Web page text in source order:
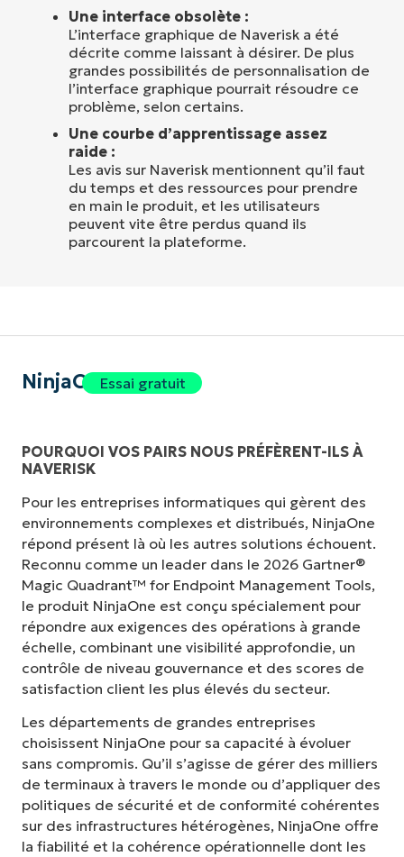
Une interface obsolète :
L’interface graphique de Naverisk a été
décrite comme laissant à désirer. De plus
grandes possibilités de personnalisation de
l’interface graphique pourrait résoudre ce
problème, selon certains.
Une courbe d’apprentissage assez
raide :
Les avis sur Naverisk mentionnent qu’il faut
du temps et des ressources pour prendre
en main le produit, et les utilisateurs
peuvent vite être perdus quand ils
parcourent la plateforme.
NinjaOneEssai gratuit
POURQUOI VOS PAIRS NOUS PRÉFÈRENT-ILS À
NAVERISK
Pour les entreprises informatiques qui gèrent des
environnements complexes et distribués, NinjaOne
répond présent là où les autres solutions échouent.
Reconnu comme un leader dans le 2026 Gartner®
Magic Quadrant™ for Endpoint Management Tools,
le produit NinjaOne est conçu spécialement pour
répondre aux exigences des opérations à grande
échelle, combinant une visibilité approfondie, un
contrôle de niveau gouvernance et des scores de
satisfaction client les plus élevés du secteur.
Les départements de grandes entreprises
choisissent NinjaOne pour sa capacité à évoluer
sans compromis. Qu’il s’agisse de gérer des milliers
de terminaux à travers le monde ou d’appliquer des
politiques de sécurité et de conformité cohérentes
sur des infrastructures hétérogènes, NinjaOne offre
la fiabilité et la cohérence opérationnelle dont les